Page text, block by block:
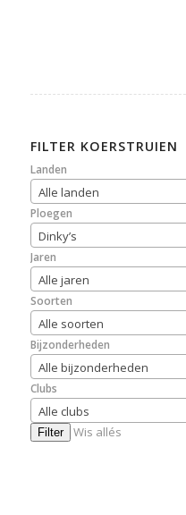
FILTER KOERSTRUIEN
Landen
Alle landen
Ploegen
Dinky’s
Jaren
Alle jaren
Soorten
Alle soorten
Bijzonderheden
Alle bijzonderheden
Clubs
Alle clubs
Filter Wis allés